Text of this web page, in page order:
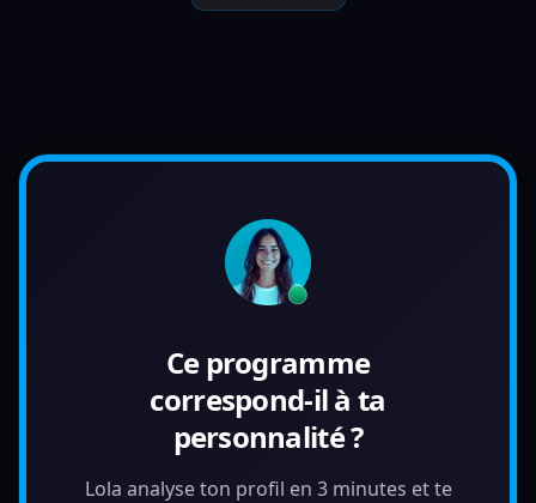
Ce programme
correspond-il à ta
personnalité ?
Lola analyse ton profil en 3 minutes et te